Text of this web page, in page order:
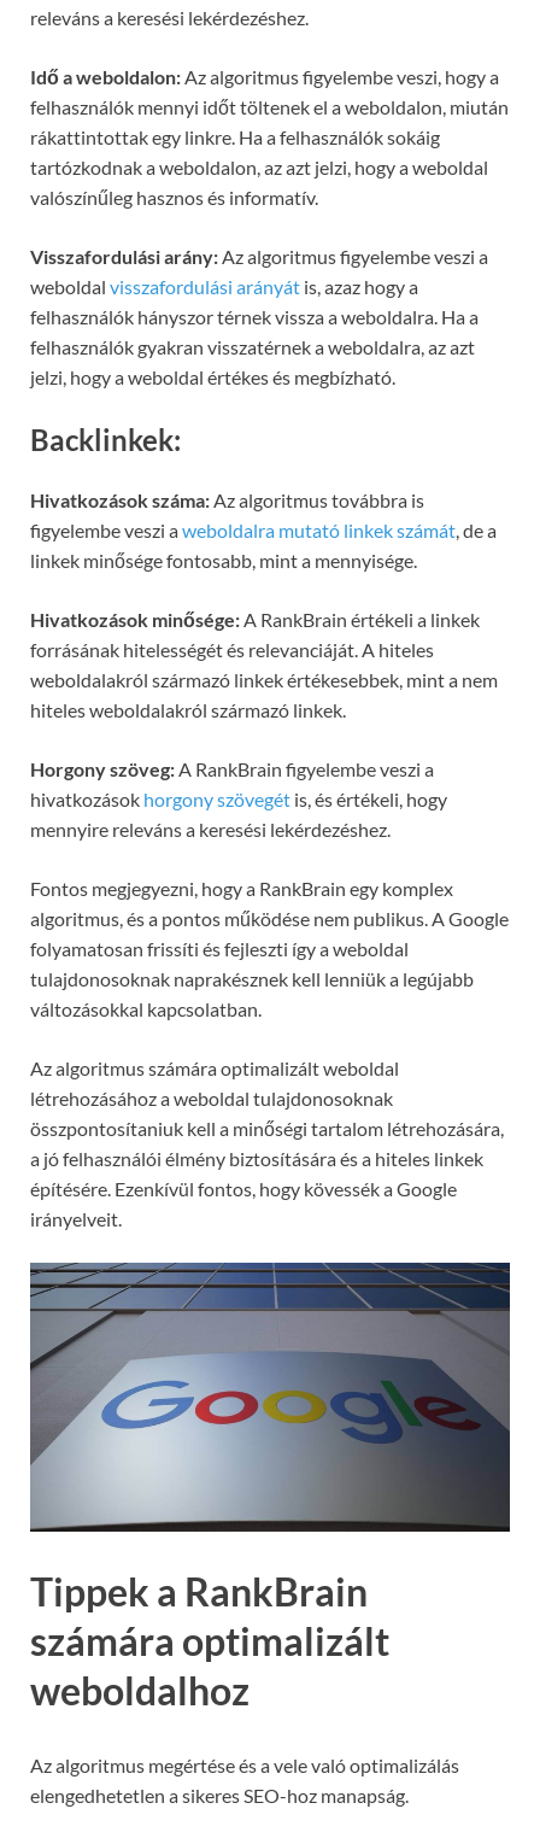
releváns a keresési lekérdezéshez.
Idő a weboldalon:Az algoritmus figyelembe veszi, hogy a
felhasználók mennyi időt töltenek el a weboldalon, miután
rákattintottak egy linkre. Ha a felhasználók sokáig
tartózkodnak a weboldalon, az azt jelzi, hogy a weboldal
valószínűleg hasznos és informatív.
Visszafordulási arány:Az algoritmus figyelembe veszi a
weboldal visszafordulási arányát is, azaz hogy a
felhasználók hányszor térnek vissza a weboldalra. Ha a
felhasználók gyakran visszatérnek a weboldalra, az azt
jelzi, hogy a weboldal értékes és megbízható.
Backlinkek:
Hivatkozások száma: Az algoritmus továbbra is
figyelembe veszi aweboldalra mutató linkek számát , de a
linkek minősége fontosabb, mint a mennyisége.
Hivatkozások minősége: A RankBrain értékeli a linkek
forrásának hitelességét és relevanciáját. A hiteles
weboldalakról származó linkek értékesebbek, mint a nem
hiteles weboldalakról származó linkek.
Horgony szöveg: A RankBrain figyelembe veszi a
hivatkozások horgony szövegét is, és értékeli, hogy
mennyire releváns a keresési lekérdezéshez.
Fontos megjegyezni, hogy a RankBrain egy komplex
algoritmus, és a pontos működése nem publikus. A Google
folyamatosan frissíti és fejleszti így a weboldal
tulajdonosoknak naprakésznek kell lenniük a legújabb
változásokkal kapcsolatban.
Az algoritmus számára optimalizált weboldal
létrehozásához a weboldal tulajdonosoknak
összpontosítaniuk kell a minőségi tartalom létrehozására,
a jó felhasználói élmény biztosítására és a hiteles linkek
építésére. Ezenkívül fontos, hogy kövessék a Google
irányelveit.
Tippek a RankBrain
számára optimalizált
weboldalhoz
Az algoritmus megértése és a vele való optimalizálás
elengedhetetlen a sikeres SEO-hoz manapság.